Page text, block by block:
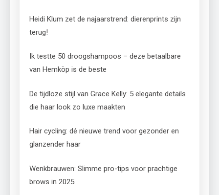
Heidi Klum zet de najaarstrend: dierenprints zijn
terug!
Ik testte 50 droogshampoos – deze betaalbare
van Hemköp is de beste
De tijdloze stijl van Grace Kelly: 5 elegante details
die haar look zo luxe maakten
Hair cycling: dé nieuwe trend voor gezonder en
glanzender haar
Wenkbrauwen: Slimme pro-tips voor prachtige
brows in 2025